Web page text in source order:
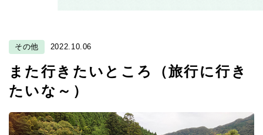
その他 2022.10.06
また行きたいところ（旅行に行き
たいな～）